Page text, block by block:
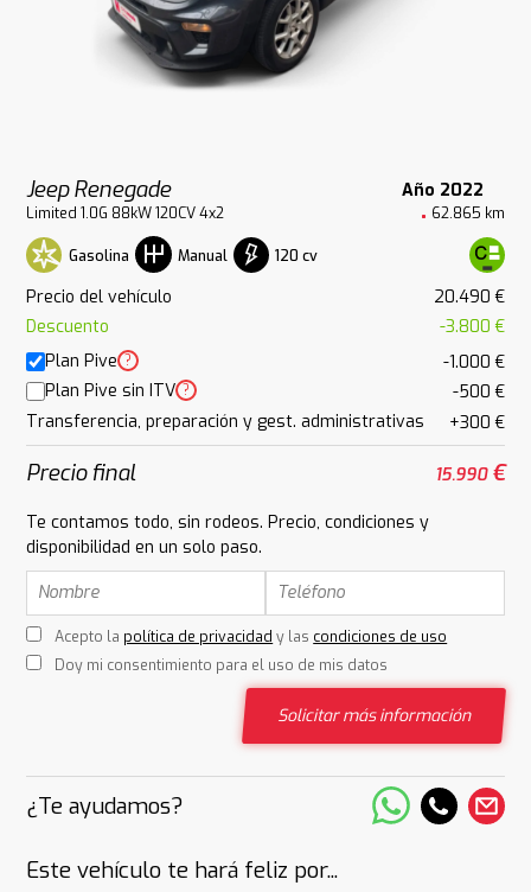
Jeep Renegade Año 2022
Limited 1.0G 88kW 120CV 4x2 62.865 km
Gasolina Manual 120 cv
Precio del vehículo
20.490 €
Descuento
-3.800 €
Plan Pive ?
-1.000 €
Plan Pive sin ITV ?
-500 €
Transferencia, preparación y gest. administrativas
+300 €
Precio final 15.990€
Te contamos todo, sin rodeos. Precio, condiciones y
disponibilidad en un solo paso.
Acepto la política de privacidad y las condiciones de uso
Doy mi consentimiento para el uso de mis datos
Solicitar más información
¿Te ayudamos?
Este vehículo te hará feliz por...